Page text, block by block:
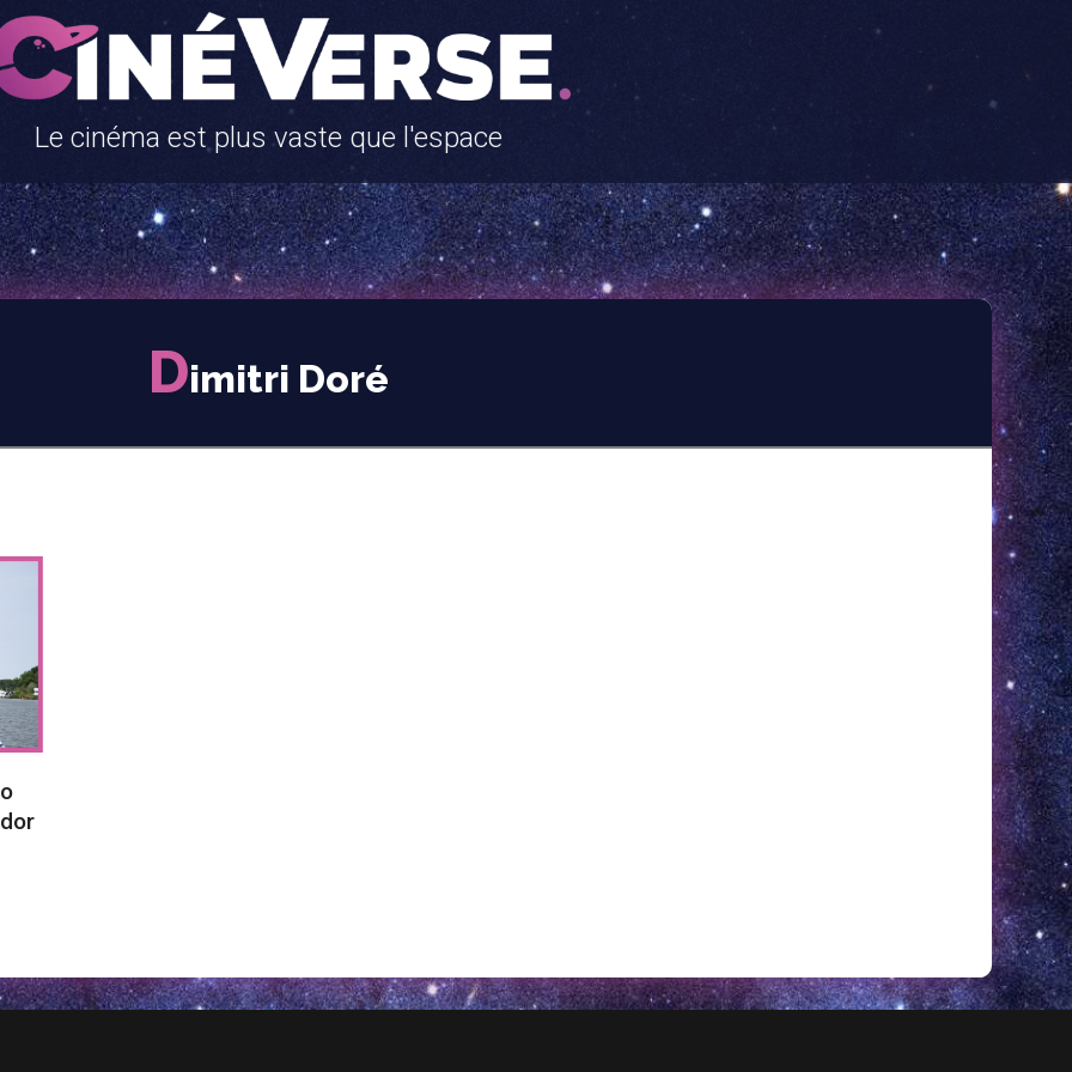
Le cinéma est plus vaste que l'espace
Dimitri Doré